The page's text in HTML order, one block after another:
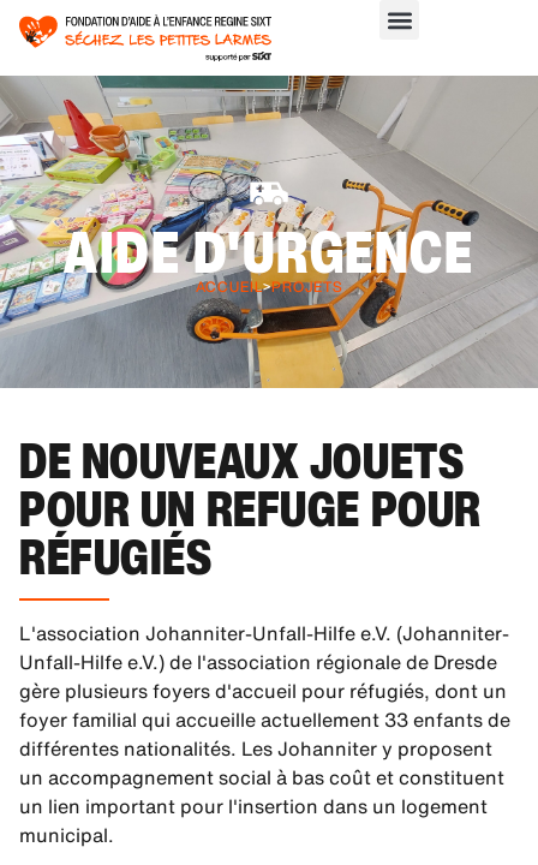
AIDE D'URGENCE
ACCUEIL>PROJETS
DE NOUVEAUX JOUETS
POUR UN REFUGE POUR
RÉFUGIÉS
L'association Johanniter-Unfall-Hilfe e.V. (Johanniter-
Unfall-Hilfe e.V.) de l'association régionale de Dresde
gère plusieurs foyers d'accueil pour réfugiés, dont un
foyer familial qui accueille actuellement 33 enfants de
différentes nationalités. Les Johanniter y proposent
un accompagnement social à bas coût et constituent
un lien important pour l'insertion dans un logement
municipal.